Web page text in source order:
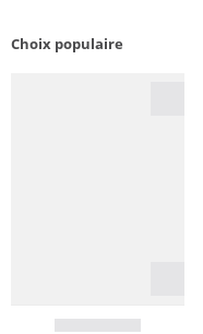
Choix populaire